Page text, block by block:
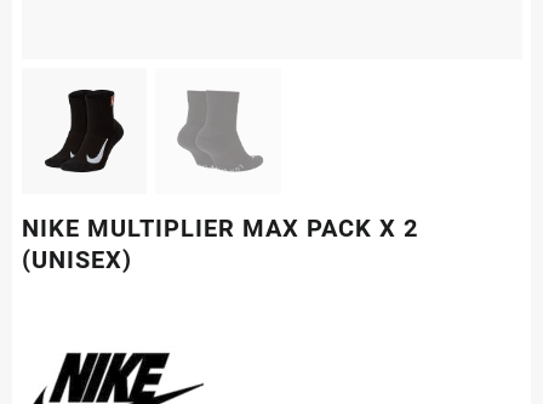
NIKE MULTIPLIER MAX PACK X 2
(UNISEX)